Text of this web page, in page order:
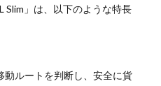
Slim」は、以下のような特長
動ルートを判断し、安全に貨